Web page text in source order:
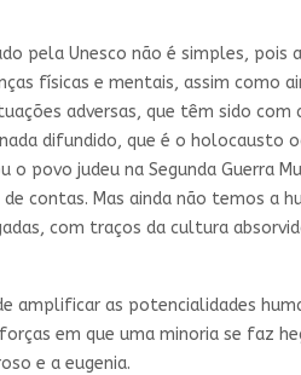
pela Unesco não é simples, pois
físicas e mentais, assim como
adversas, que têm sido com
difundido, que é o holocausto
povo judeu na Segunda Guerra
contas. Mas ainda não temos a
com traços da cultura
amplificar as potencialidades
em que uma minoria se faz
e a eugenia.